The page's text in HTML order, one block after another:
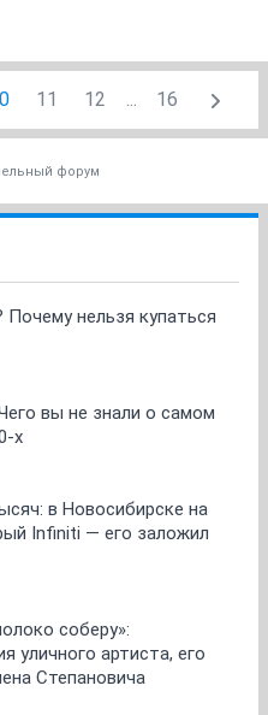
11 12 ... 16
форум
нельзя купаться
вы не знали о самом
х
в Новосибирске на
Infiniti — его заложил
соберу»:
уличного артиста, его
Степановича